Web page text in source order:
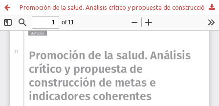
Promoción de la salud. Análisis crítico y propuesta de construcción de metas e indicadores coherentes